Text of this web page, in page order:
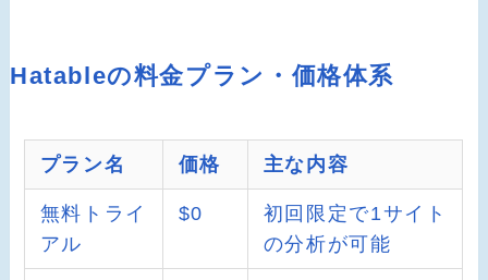
Hatableの料金プラン・価格体系
プラン名 価格 主な内容
無料トライ
アル
$0
初回限定で1サイト
の分析が可能